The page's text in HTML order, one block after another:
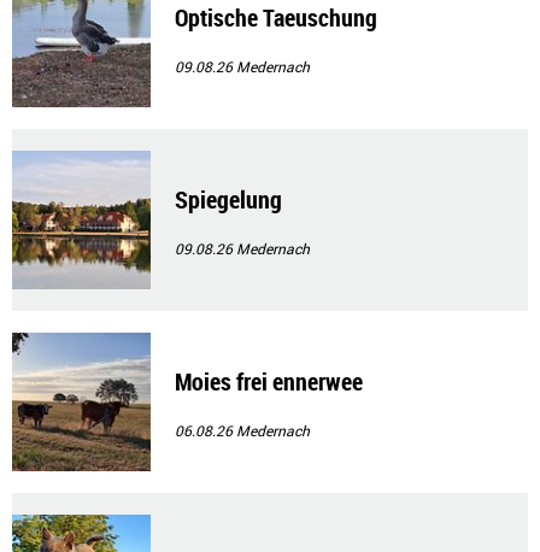
Optische Taeuschung
09.08.26Medernach
Spiegelung
09.08.26Medernach
Moies frei ennerwee
06.08.26Medernach